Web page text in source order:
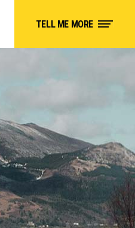
TELL ME MORE